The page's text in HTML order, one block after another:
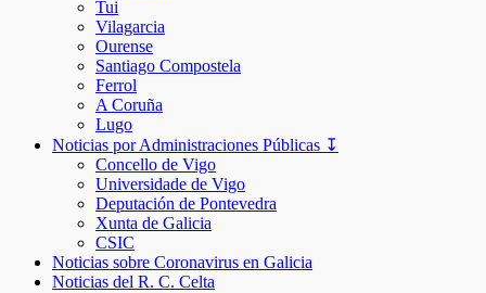
Tui
Vilagarcia
Ourense
Santiago Compostela
Ferrol
A Coruña
Lugo
Noticias por Administraciones Públicas ↧
Concello de Vigo
Universidade de Vigo
Deputación de Pontevedra
Xunta de Galicia
CSIC
Noticias sobre Coronavirus en Galicia
Noticias del R. C. Celta